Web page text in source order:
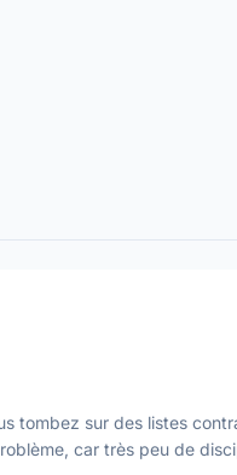
tombez sur des listes
car très peu de